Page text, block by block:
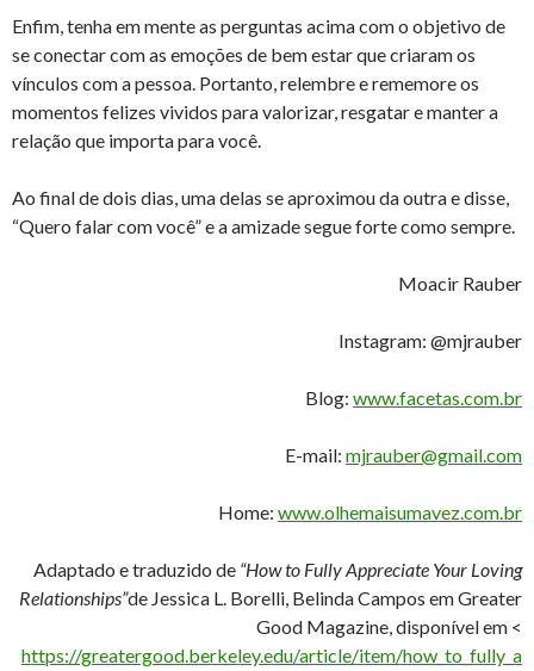
Enfim, tenha em mente as perguntas acima com o objetivo de
se conectar com as emoções de bem estar que criaram os
vínculos com a pessoa. Portanto, relembre e rememore os
momentos felizes vividos para valorizar, resgatar e manter a
relação que importa para você.
Ao final de dois dias, uma delas se aproximou da outra e disse,
“Quero falar com você” e a amizade segue forte como sempre.
Moacir Rauber
Instagram: @mjrauber
Blog: www.facetas.com.br
E-mail: mjrauber@gmail.com
Home: www.olhemaisumavez.com.br
Adaptado e traduzido de “How to Fully Appreciate Your Loving
Relationships”de Jessica L. Borelli, Belinda Campos em Greater
Good Magazine, disponível em <
https://greatergood.berkeley.edu/article/item/how_to_fully_a